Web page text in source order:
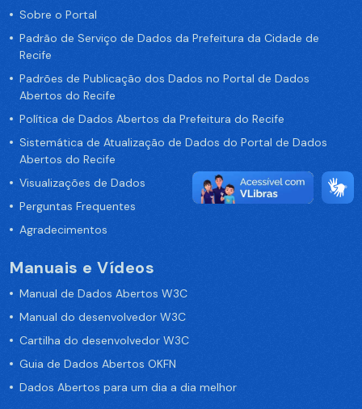
Sobre o Portal
Padrão de Serviço de Dados da Prefeitura da Cidade de
Recife
Padrões de Publicação dos Dados no Portal de Dados
Abertos do Recife
Política de Dados Abertos da Prefeitura do Recife
Sistemática de Atualização de Dados do Portal de Dados
Abertos do Recife
Visualizações de Dados
Perguntas Frequentes
Agradecimentos
Manuais e Vídeos
Manual de Dados Abertos W3C
Manual do desenvolvedor W3C
Cartilha do desenvolvedor W3C
Guia de Dados Abertos OKFN
Dados Abertos para um dia a dia melhor